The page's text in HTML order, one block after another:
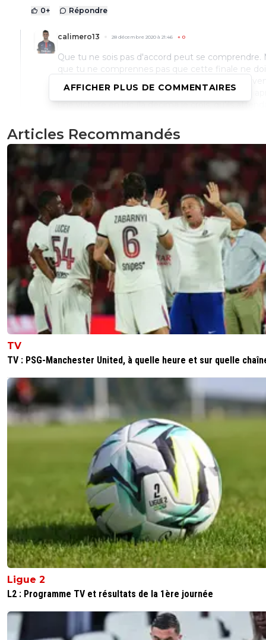
0+ Répondre
calimero13 28 décembre 2020 à 21:46 + 0
Que tu ne sois pas d'accord peut se comprendre.
que tu ne comprennes pas que cette finale ne
c'est bizarre.De mémoire le réal a viré ancelotti
une victoire en ldc (la decima je crois, qu'ils
championnat. Alors tu vas me dire "Oui mais c'est
réal..." Bah "oui mais c'est le psg..." Pour ces 2
attend plus. Que ce soit justifié, justifiable, ou non.
Répondre
pierre-tango 28 décembre 2020 à 14:34
cette révolte est révoltante !!! continue MODO t'es sur
chemin
0+ Répondre
jten 28 décembre 2020 à 13:38 +0
maintenant c'est la probable arrivée de pochettino, tout
trop vite aujourd'hui même pour les médias 😆 faut dire
dit tellement de conneries depuis la nuit des temps que
temps de lire tes articles, d'une tu pourrais te rendre
contradiction est chez toi une marque de fabrique 😛il y
jours le réal avait pas une tune avec la rénovation du
bernabeu et en 2 jour ils ont trouvé 200 millions dans
enterré dans le jardin, hier c'était neymar et mbappe
poussé pour le licenciement de tuchel et aujourd'hui ce
veut quitter le psg car il vivrait mal le départ du coatch 😲
rrrrooooo modo ton affabulation n'a d'égal que tes
élucubrations 😂😂😂😂
Répondre
ed-crane 28 décembre 2020 à 13:27 +0
Ya deux jours on nous expliquait que c'était
Neymar et Mbappé qui avaient forcé le départ de
au match d'Istanbul.Faudrait savoir.Remarque non,
juste la fermer.Hein Modo?
Répondre
lisandro 28 décembre 2020 à 13:20 +
Nan mais sérieux le mec publie un message de merci
AFFICHER PLUS DE COMMENTAIRES
Articles Recommandés
TV
TV : PSG-Manchester United, à quelle heure et sur quelle
Ligue 2
L2 : Programme TV et résultats de la 1ère journée